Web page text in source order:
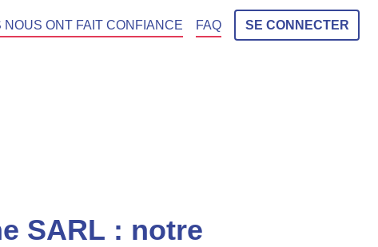
NOUS ONT FAIT CONFIANCE FAQ SE CONNECTER
SARL : notre